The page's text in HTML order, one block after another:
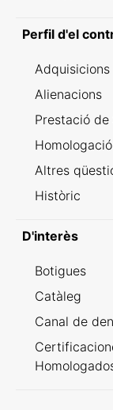
Perfil d'el
Adquisicions
Alienacions
Prestació de
Altres
Històric
D'interès
Botigues
Catàleg
Canal de